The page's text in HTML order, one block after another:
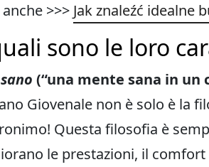
>>> Jak znaleźć idealne
sono le loro
(“una mente sana in un
Giovenale non è solo è la
Questa filosofia è
le prestazioni, il